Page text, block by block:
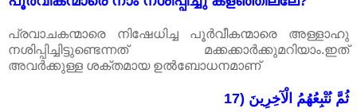
പ്രവാചകന്മാരെ നിഷേധിച്ച പൂർവീകന്മാരെ അള്ളാഹു
നശിപ്പിച്ചിട്ടുണ്ടെന്നത് മക്കക്കാർക്കുമറിയാം.ഇത്
അവർക്കുള്ള ശക്തമായ ഉൽബോധനമാണ്
17) ثُمَّ نُتْبِعُهُمُ الْآخِرِينَ